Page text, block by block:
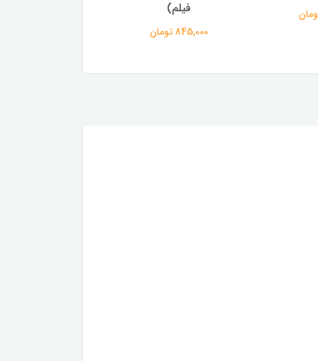
فیلم)
845,000 تومان